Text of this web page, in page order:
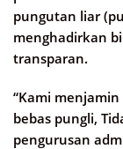
pungutan liar
menghadirkan
transparan.
“Kami
bebas pungli,
pengurusan